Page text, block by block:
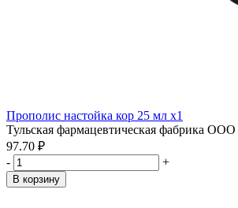
Прополис настойка кор 25 мл x1
Тульская фармацевтическая фабрика ООО
97.70 ₽
-
+
В корзину